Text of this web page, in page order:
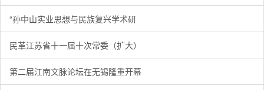
“孙中山实业思想与民族复兴学术研
民革江苏省十一届十次常委（扩大）
第二届江南文脉论坛在无锡隆重开幕